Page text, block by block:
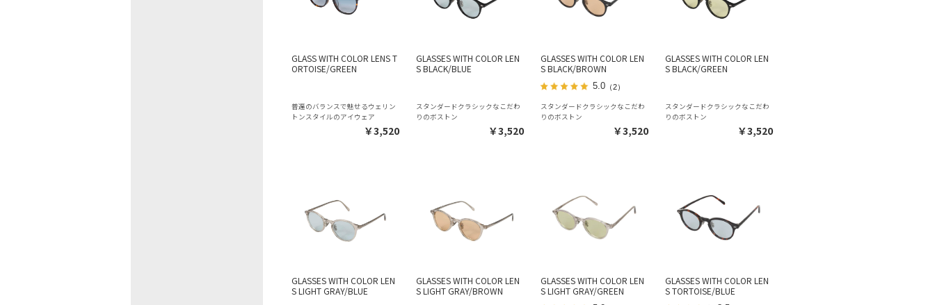
GLASS WITH COLOR LENS T
ORTOISE/GREEN
普遍のバランスで魅せるウェリン
トンスタイルのアイウェア
￥3,520
GLASSES WITH COLOR LEN
S BLACK/BLUE
スタンダードクラシックなこだわ
りのボストン
￥3,520
GLASSES WITH COLOR LEN
S BLACK/BROWN
5.0（2）
スタンダードクラシックなこだわ
りのボストン
￥3,520
GLASSES WITH COLOR LEN
S BLACK/GREEN
スタンダードクラシックなこだわ
りのボストン
￥3,520
GLASSES WITH COLOR LEN
S LIGHT GRAY/BLUE
GLASSES WITH COLOR LEN
S LIGHT GRAY/BROWN
GLASSES WITH COLOR LEN
S LIGHT GRAY/GREEN
GLASSES WITH COLOR LEN
S TORTOISE/BLUE